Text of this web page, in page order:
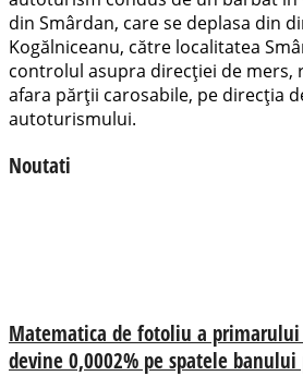
din Smârdan, care se deplasa din
Kogălniceanu, către localitatea
controlul asupra direcției de mers,
afara părții carosabile, pe direcția
autoturismului.
Noutati
Matematica de fotoliu a primarului
devine 0,0002% pe spatele